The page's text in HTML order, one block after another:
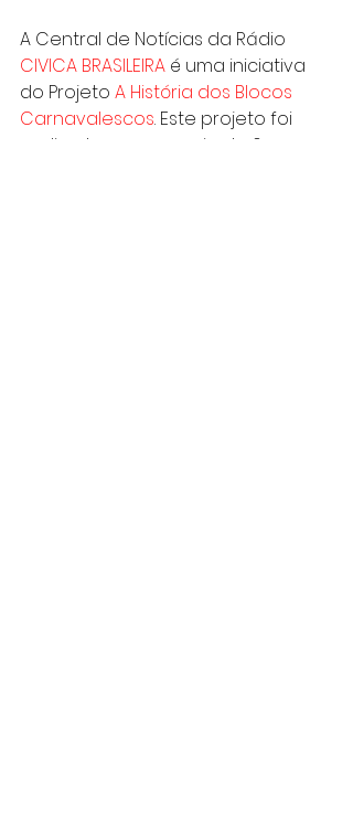
A Central de Notícias da Rádio
CIVICA BRASILEIRA é uma iniciativa
do Projeto A História dos Blocos
Carnavalescos. Este projeto foi
realizado com o apoio da 6ª